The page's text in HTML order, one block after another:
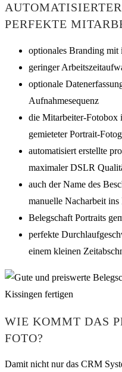
PERFEKTE
optionales Branding
geringer
optionale
Aufnahmesequenz
die Mitarbeiter-Fotobox
gemieteter Portrait-
automatisiert erstellte
maximaler DSLR
auch der Name des
manuelle Nacharbeit
Belegschaft Portraits
perfekte
einem kleinen
WIE KOMMT DAS
FOTO?
Damit nicht nur das CRM